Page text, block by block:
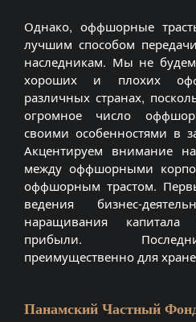
Однако, оффшорные
лучшим способом
наследникам. Мы не
хороших и плохих
различных странах,
огромное число
своими особенностями в
Акцентируем внимание
между оффшорными
оффшорным трастом.
ведения бизнес-
наращивания
прибыли.
преимущественно для
Панамский Частный